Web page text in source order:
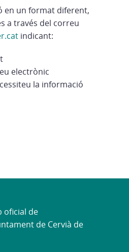
en un format diferent,
a través del correu
indicant:
electrònic
la informació
oficial de
de Cervià de